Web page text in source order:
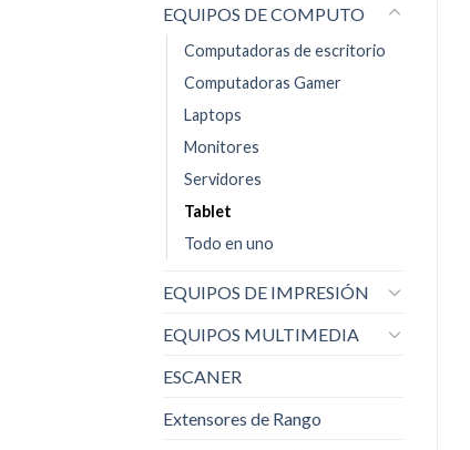
a la
PARLANTE /
AUDIFONO
TEROS TE-6033N
S/. 73.50
ADD TO CART
TABLET
EQUIPOS DE COMPUTO
Computadoras de escritorio
Computadoras Gamer
Laptops
Monitores
Servidores
Tablet
Todo en uno
EQUIPOS DE IMPRESIÓN
EQUIPOS MULTIMEDIA
ESCANER
Extensores de Rango